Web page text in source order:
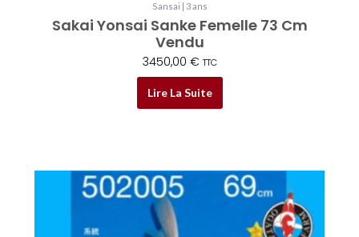
Sansai | 3 ans
Sakai Yonsai Sanke Femelle 73 Cm
Vendu
3450,00 € TTC
Lire La Suite